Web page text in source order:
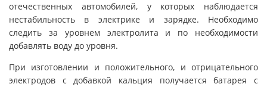
отечественных автомобилей, у которых наблюдается
нестабильность в электрике и зарядке. Необходимо
следить за уровнем электролита и по необходимости
добавлять воду до уровня.
При изготовлении и положительного, и отрицательного
электродов с добавкой кальция получается батарея с